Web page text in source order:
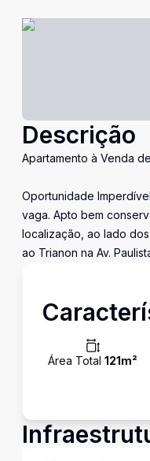
Descrição
Apartamento à Venda
Oportunidade
vaga. Apto bem
localização, ao lado
ao Trianon na Av.
Área Total 121m²